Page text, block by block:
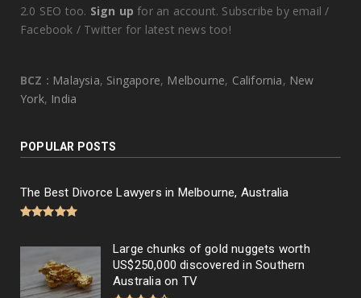
2.0 SEO too. Sign up for an account. Subscribe by email /
Facebook / Twitter for latest news too!
BCZ : Malaysia, Singapore, Melbourne, California, New
York, India
POPULAR POSTS
The Best Divorce Lawyers in Melbourne, Australia
Large chunks of gold nuggets worth
US$250,000 discovered in Southern
Australia on TV